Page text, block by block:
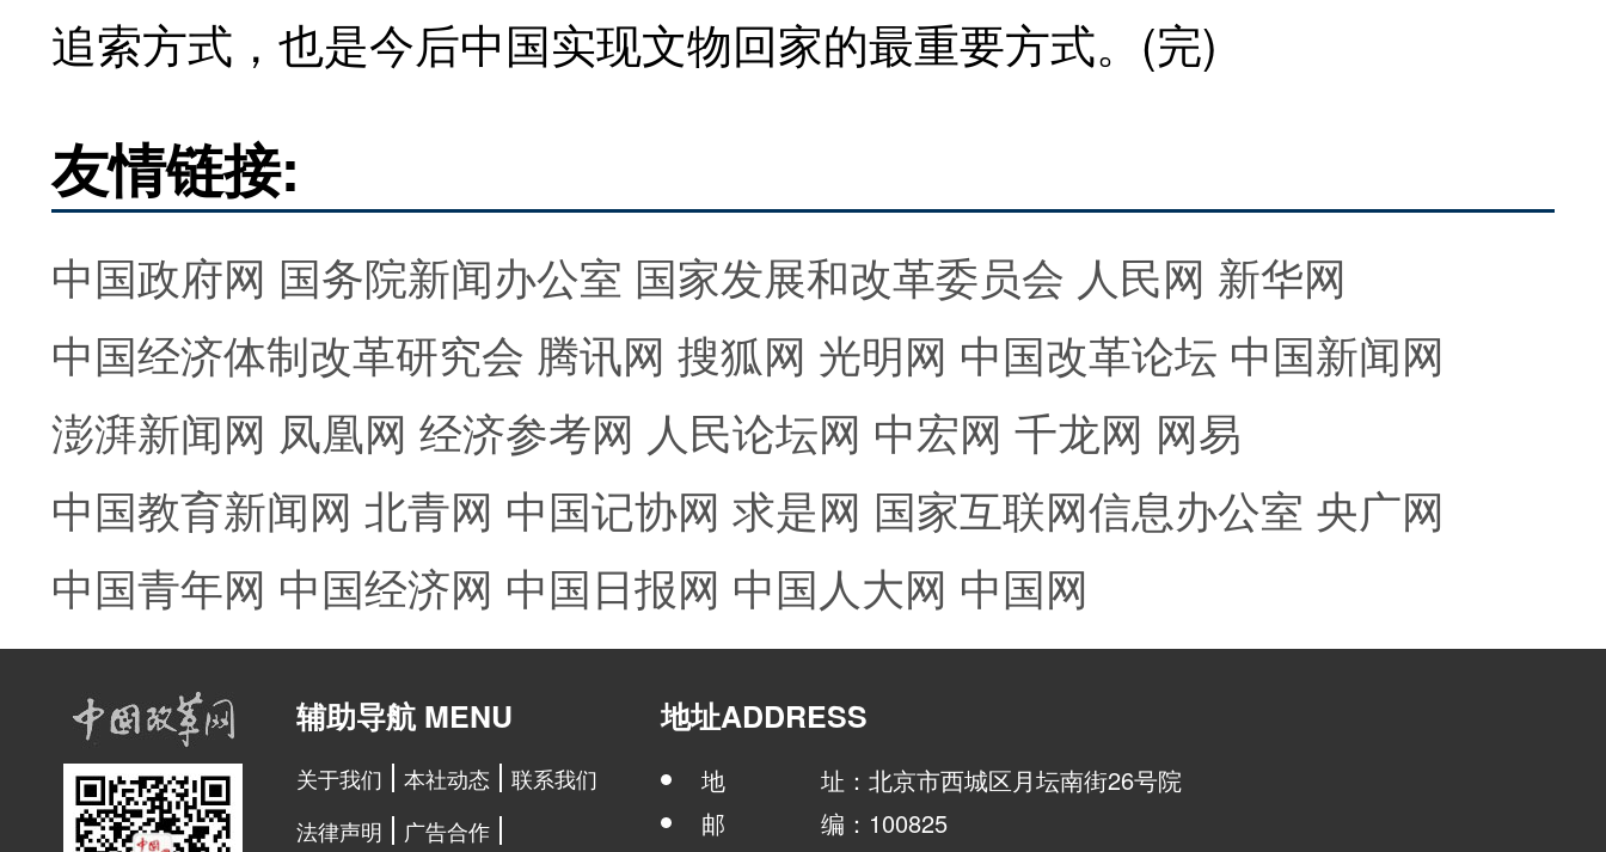
追索方式，也是今后中国实现文物回家的最重要方式。(完)
友情链接:
中国政府网 国务院新闻办公室 国家发展和改革委员会 人民网 新华网
中国经济体制改革研究会 腾讯网 搜狐网 光明网 中国改革论坛 中国新闻网
澎湃新闻网 凤凰网 经济参考网 人民论坛网 中宏网 千龙网 网易
中国教育新闻网 北青网 中国记协网 求是网 国家互联网信息办公室 央广网
中国青年网 中国经济网 中国日报网 中国人大网 中国网
辅助导航 MENU
关于我们 本社动态
联系我们
法律声明
广告合作
地址ADDRESS
地 址：北京市西城区月坛南街26号院
邮 编：100825